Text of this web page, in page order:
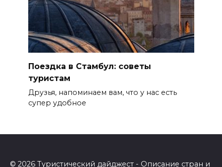
Поездка в Стамбул: советы
туристам
Друзья, напоминаем вам, что у нас есть
супер удобное
© 2026 Туристический дайджест - Описание стран и